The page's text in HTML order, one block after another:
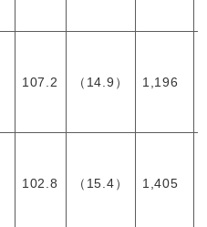
107.2 （14.9） 1,196
102.8 （15.4） 1,405